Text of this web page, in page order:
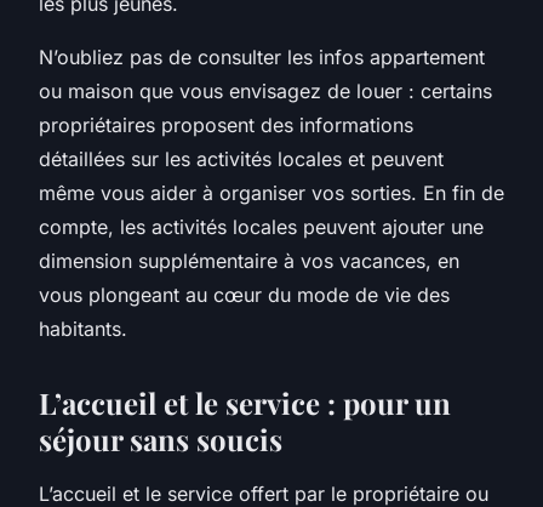
N’oubliez pas de consulter les infos appartement
ou maison que vous envisagez de louer : certains
propriétaires proposent des informations
détaillées sur les activités locales et peuvent
même vous aider à organiser vos sorties. En fin de
compte, les activités locales peuvent ajouter une
dimension supplémentaire à vos vacances, en
vous plongeant au cœur du mode de vie des
habitants.
L’accueil et le service : pour un
séjour sans soucis
L’accueil et le service offert par le propriétaire ou